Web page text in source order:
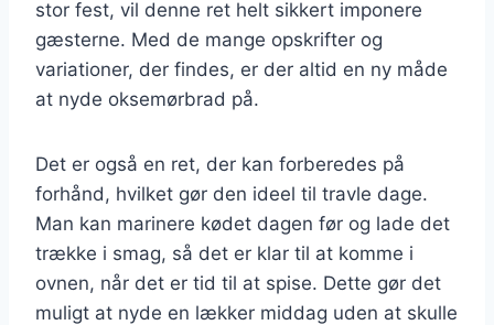
stor fest, vil denne ret helt sikkert imponere
gæsterne. Med de mange opskrifter og
variationer, der findes, er der altid en ny måde
at nyde oksemørbrad på.
Det er også en ret, der kan forberedes på
forhånd, hvilket gør den ideel til travle dage.
Man kan marinere kødet dagen før og lade det
trække i smag, så det er klar til at komme i
ovnen, når det er tid til at spise. Dette gør det
muligt at nyde en lækker middag uden at skulle